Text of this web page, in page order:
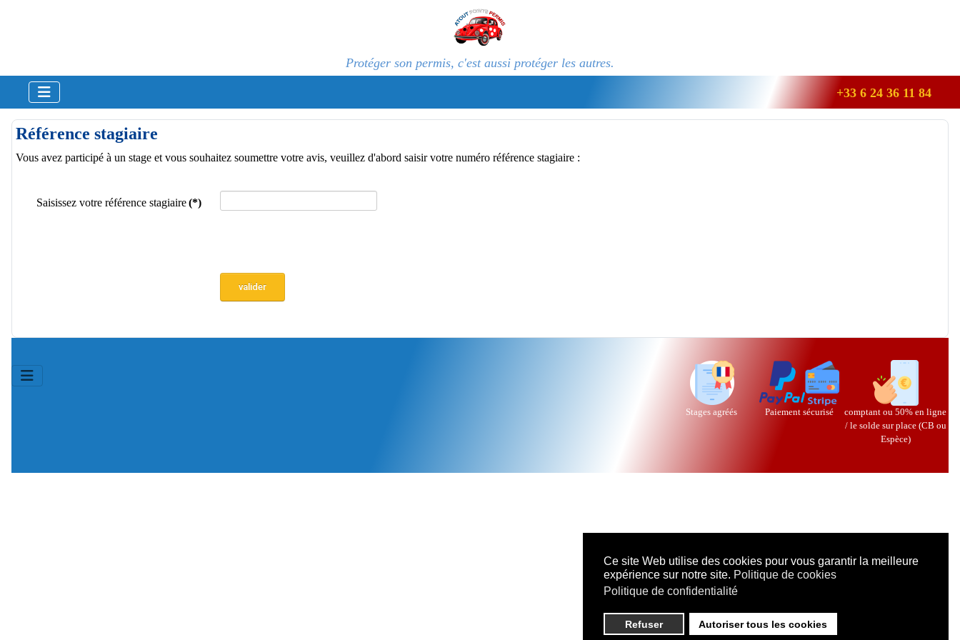
Ce site Web utilise des cookies pour vous garantir la meilleure
expérience sur notre site. Politique de cookies
Politique de confidentialité
Refuser Autoriser tous les cookies
Protéger son permis, c'est aussi protéger les autres.
+33 6 24 36 11 84
Référence stagiaire
Vous avez participé à un stage et vous souhaitez soumettre votre avis, veuillez d'abord saisir votre numéro référence stagiaire :
Saisissez votre référence stagiaire(*)
valider
Stages agréés Paiement sécurisé
comptant ou 50% en ligne
/ le solde sur place (CB ou
Espèce)